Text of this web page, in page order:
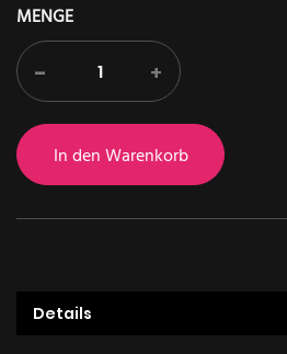
MENGE
- +
In den Warenkorb
Details